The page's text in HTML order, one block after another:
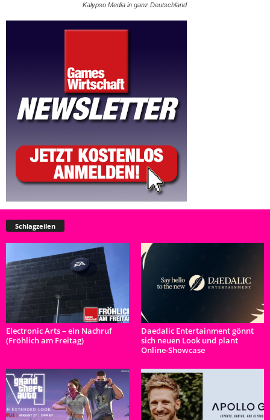
Kalypso Media in ganz Deutschland
Schlagzeilen
Electronic Arts – ein Nachruf
(Fröhlich am Freitag)
Daedalic Entertainment gönnt
sich neuen Look und plant
Online-Showcase